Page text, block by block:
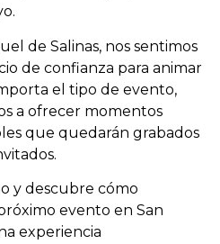
de Salinas, nos sentimos
de confianza para animar
el tipo de evento,
a ofrecer momentos
que quedarán grabados
y descubre cómo
evento en San
experiencia